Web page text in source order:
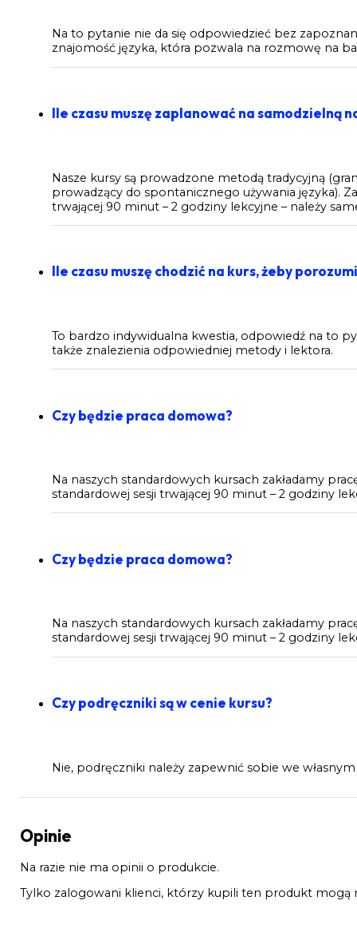
Na to pytanie nie da się odpowiedzieć bez
znajomość języka, która pozwala na rozmowę na
Ile czasu muszę zaplanować na samodzielną
Nasze kursy są prowadzone metodą tradycyjną
prowadzący do spontanicznego używania języka).
trwającej 90 minut – 2 godziny lekcyjne – należy
Ile czasu muszę chodzić na kurs, żeby
To bardzo indywidualna kwestia, odpowiedź na to
także znalezienia odpowiedniej metody i lektora.
Czy będzie praca domowa?
Na naszych standardowych kursach zakładamy
standardowej sesji trwającej 90 minut – 2 godziny
Czy będzie praca domowa?
Na naszych standardowych kursach zakładamy
standardowej sesji trwającej 90 minut – 2 godziny
Czy podręczniki są w cenie kursu?
Nie, podręczniki należy zapewnić sobie we własnym
Opinie
Na razie nie ma opinii o produkcie.
Tylko zalogowani klienci, którzy kupili ten produkt mogą